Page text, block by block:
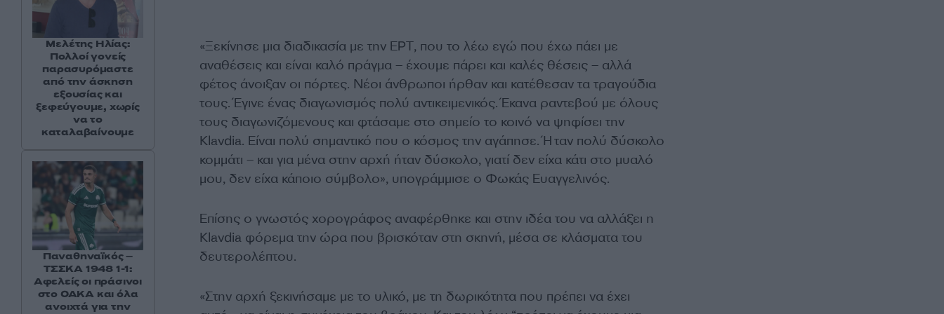
«Ξεκίνησε μια διαδικασία με την ΕΡΤ, που το λέω εγώ που έχω πάει με
αναθέσεις και είναι καλό πράγμα – έχουμε πάρει και καλές θέσεις – αλλά
φέτος άνοιξαν οι πόρτες. Νέοι άνθρωποι ήρθαν και κατέθεσαν τα τραγούδια
τους. Έγινε ένας διαγωνισμός πολύ αντικειμενικός. Έκανα ραντεβού με όλους
τους διαγωνιζόμενους και φτάσαμε στο σημείο το κοινό να ψηφίσει την
Klavdia. Είναι πολύ σημαντικό που ο κόσμος την αγάπησε. Ήταν πολύ δύσκολο
κομμάτι – και για μένα στην αρχή ήταν δύσκολο, γιατί δεν είχα κάτι στο μυαλό
μου, δεν είχα κάποιο σύμβολο», υπογράμμισε ο Φωκάς Ευαγγελινός.
Επίσης ο γνωστός χορογράφος αναφέρθηκε και στην ιδέα του να αλλάξει η
Klavdia φόρεμα την ώρα που βρισκόταν στη σκηνή, μέσα σε κλάσματα του
δευτερολέπτου.
«Στην αρχή ξεκινήσαμε με το υλικό, με τη δωρικότητα που πρέπει να έχει
Μελέτης Ηλίας:
Πολλοί γονείς
παρασυρόμαστε
από την άσκηση
εξουσίας και
ξεφεύγουμε, χωρίς
να το
καταλαβαίνουμε
Παναθηναϊκός –
ΤΣΣΚΑ 1948 1-1:
Αφελείς οι πράσινοι
στο ΟΑΚΑ και όλα
ανοιχτά για την